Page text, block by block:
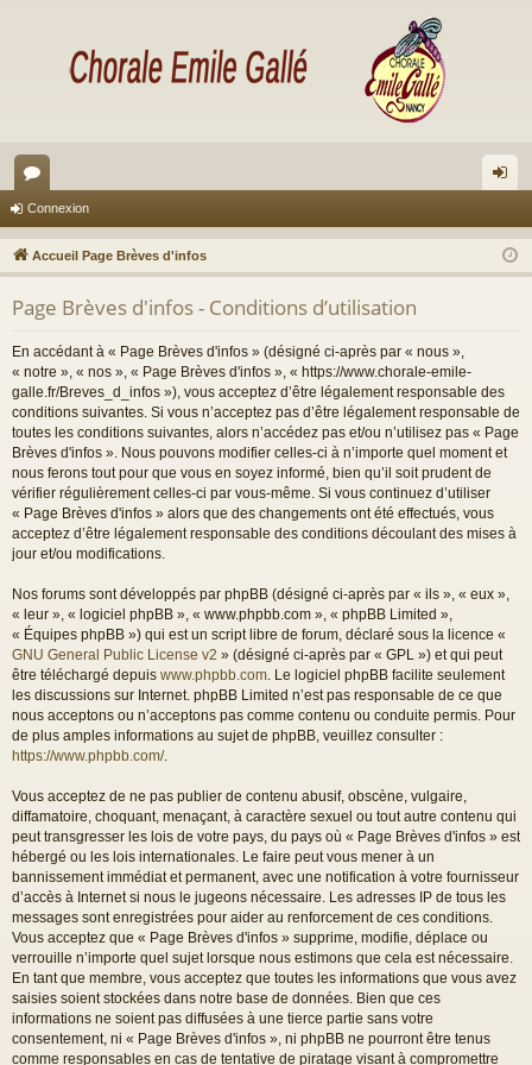
or
u
m
s
ne
xi
Connexion
Accueil Page Brèves d'infos
Page Brèves d'infos - Conditions d’utilisation
En accédant à « Page Brèves d'infos » (désigné ci-après par « nous »,
« notre », « nos », « Page Brèves d'infos », « https://www.chorale-emile-
galle.fr/Breves_d_infos »), vous acceptez d’être légalement responsable des
conditions suivantes. Si vous n’acceptez pas d’être légalement responsable de
toutes les conditions suivantes, alors n’accédez pas et/ou n’utilisez pas « Page
Brèves d'infos ». Nous pouvons modifier celles-ci à n’importe quel moment et
nous ferons tout pour que vous en soyez informé, bien qu’il soit prudent de
vérifier régulièrement celles-ci par vous-même. Si vous continuez d’utiliser
« Page Brèves d'infos » alors que des changements ont été effectués, vous
acceptez d’être légalement responsable des conditions découlant des mises à
jour et/ou modifications.
Nos forums sont développés par phpBB (désigné ci-après par « ils », « eux »,
« leur », « logiciel phpBB », « www.phpbb.com », « phpBB Limited »,
« Équipes phpBB ») qui est un script libre de forum, déclaré sous la licence «
GNU General Public License v2 » (désigné ci-après par « GPL ») et qui peut
être téléchargé depuis www.phpbb.com . Le logiciel phpBB facilite seulement
les discussions sur Internet. phpBB Limited n’est pas responsable de ce que
nous acceptons ou n’acceptons pas comme contenu ou conduite permis. Pour
de plus amples informations au sujet de phpBB, veuillez consulter :
https://www.phpbb.com/.
Vous acceptez de ne pas publier de contenu abusif, obscène, vulgaire,
diffamatoire, choquant, menaçant, à caractère sexuel ou tout autre contenu qui
peut transgresser les lois de votre pays, du pays où « Page Brèves d'infos » est
hébergé ou les lois internationales. Le faire peut vous mener à un
bannissement immédiat et permanent, avec une notification à votre fournisseur
d’accès à Internet si nous le jugeons nécessaire. Les adresses IP de tous les
messages sont enregistrées pour aider au renforcement de ces conditions.
Vous acceptez que « Page Brèves d'infos » supprime, modifie, déplace ou
verrouille n’importe quel sujet lorsque nous estimons que cela est nécessaire.
En tant que membre, vous acceptez que toutes les informations que vous avez
saisies soient stockées dans notre base de données. Bien que ces
informations ne soient pas diffusées à une tierce partie sans votre
consentement, ni « Page Brèves d'infos », ni phpBB ne pourront être tenus
comme responsables en cas de tentative de piratage visant à compromettre